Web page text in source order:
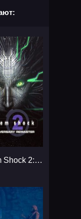
System Shock 2: 25th Anniversary Remaster...